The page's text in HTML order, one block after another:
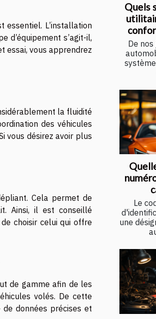
essentiel. L’installation
d’équipement s’agit-il,
essai, vous apprendrez
la fluidité
des véhicules
vous désirez avoir plus
Cela permet de
Ainsi, il est conseillé
choisir celui qui offre
de gamme afin de les
volés. De cette
données précises et
Quels
De
Le
une